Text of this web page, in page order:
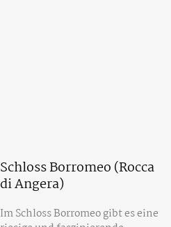
Schloss Borromeo (Rocca
di Angera)
Im Schloss Borromeo gibt es eine